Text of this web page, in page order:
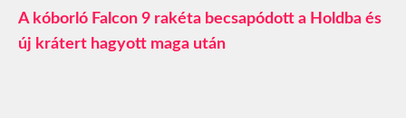
A kóborló Falcon 9 rakéta becsapódott a Holdba és
új krátert hagyott maga után